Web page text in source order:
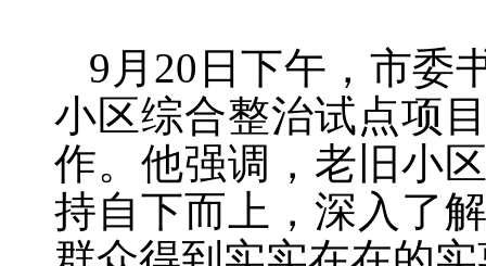
9月20日下午，市委
小区综合整治试点项
作。他强调，老旧小
持自下而上，深入了